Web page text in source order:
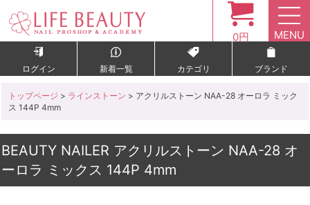
0円 MENU
ログイン 新着一覧 カテゴリ ブランド
トップページ > ラインストーン > アクリルストーン NAA-28 オーロラ ミック
ス 144P 4mm
BEAUTY NAILER アクリルストーン NAA-28 オ
ーロラ ミックス 144P 4mm